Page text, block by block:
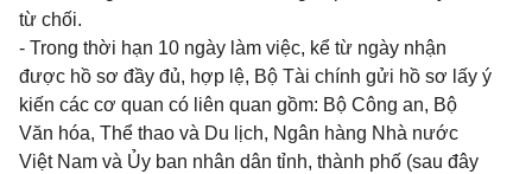
từ chối.
- Trong thời hạn 10 ngày làm việc, kể từ ngày nhận
được hồ sơ đầy đủ, hợp lệ, Bộ Tài chính gửi hồ sơ lấy ý
kiến các cơ quan có liên quan gồm: Bộ Công an, Bộ
Văn hóa, Thể thao và Du lịch, Ngân hàng Nhà nước
Việt Nam và Ủy ban nhân dân tỉnh, thành phố (sau đây